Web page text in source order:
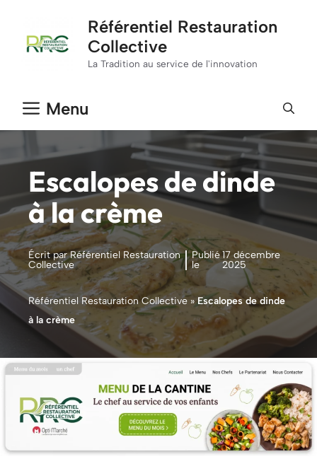
contenu
Référentiel Restauration
Collective
La Tradition au service de l'innovation
Menu
Escalopes de dinde
à la crème
Écrit par Référentiel Restauration
Collective
Publié
le
17 décembre
2025
Référentiel Restauration Collective »Escalopes de dinde
à la crème